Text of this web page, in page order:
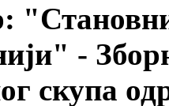
-
скупа